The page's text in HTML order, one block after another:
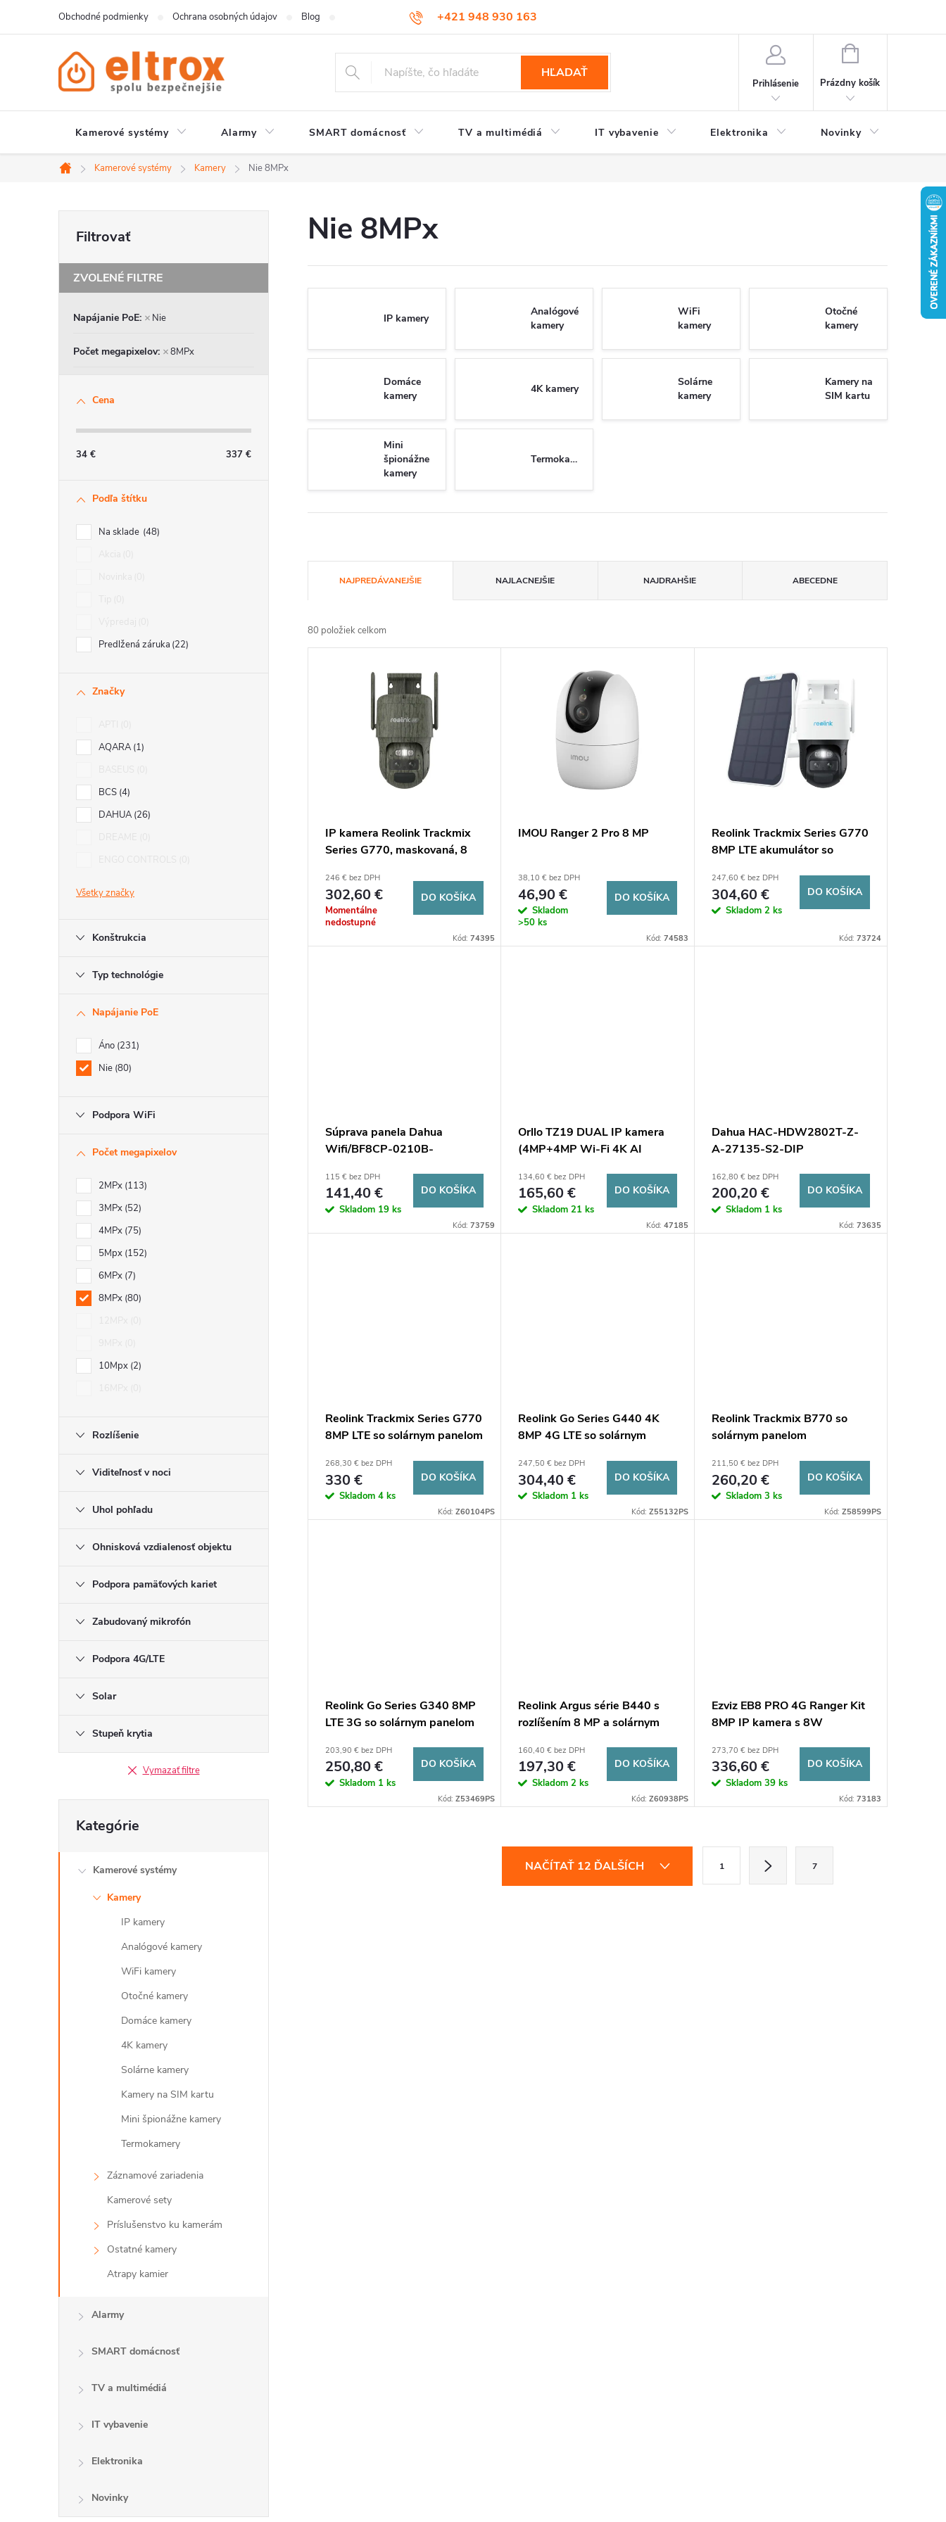
+421 948 930 163
Obchodné podmienky Ochrana osobných údajov Blog
HĽADAŤ
Prihlásenie
NÁKUPNÝ
Prázdny košík
Kamerové systémy Alarmy SMART domácnosť TV a multimédiá IT vybavenie Elektronika Novinky
Domov
Kamerové systémy Kamery Nie 8MPx
o
č
Napájanie PoE Nie
Počet megapixelov 8MPx
Cena
34 € 337 €
Podľa štítku
Na sklade 48
Predlžená záruka 22
Značky
AQARA 1
BCS 4
DAHUA 26
Všetky značky
Konštrukcia
Typ technológie
Napájanie PoE
Áno 231
Nie 80
Podpora WiFi
Počet megapixelov
2MPx 113
3MPx 52
4MPx 75
5Mpx 152
6MPx 7
8MPx 80
10Mpx 2
Rozlíšenie
Viditeľnosť v noci
Uhol pohľadu
Ohnisková vzdialenosť objektu
Podpora pamäťových kariet
Zabudovaný mikrofón
Podpora 4G/LTE
Solar
Stupeň krytia
Vymazať filtre
kategórie
Kategórie
Kamerové systémy
Kamery
IP kamery
Analógové kamery
WiFi kamery
Otočné kamery
Domáce kamery
4K kamery
Solárne kamery
Kamery na SIM kartu
Mini špionážne kamery
Termokamery
Záznamové zariadenia
Kamerové sety
Príslušenstvo ku kamerám
Ostatné kamery
Atrapy kamier
Alarmy
SMART domácnosť
TV a multimédiá
IT vybavenie
Elektronika
Novinky
Nie 8MPx
IP kamery
Analógové
kamery
WiFi
kamery
Otočné
kamery
Domáce
kamery
4K kamery
Solárne
kamery
Kamery na
SIM kartu
Mini
špionážne
kamery
Termokamery
a
d
NAJPREDÁVANEJŠIE NAJLACNEJŠIE NAJDRAHŠIE ABECEDNE
80 položiek celkom
d
IP kamera Reolink Trackmix
Series G770, maskovaná, 8
246 € bez DPH
302,60 €
Momentálne
nedostupné
DO KOŠÍKA
Kód:74395
IMOU Ranger 2 Pro 8 MP
38,10 € bez DPH
46,90 €
Skladom
>50 ks
DO KOŠÍKA
Kód: 74583
Reolink Trackmix Series G770
8MP LTE akumulátor so
247,60 € bez DPH
304,60 €
Skladom 2 ks
DO KOŠÍKA
Kód: 73724
Súprava panela Dahua
Wifi/BF8CP-0210B-
115 € bez DPH
141,40 €
Skladom 19 ks
DO KOŠÍKA
Kód:73759
Orllo TZ19 DUAL IP kamera
(4MP+4MP Wi-Fi 4K AI
134,60 € bez DPH
165,60 €
Skladom21 ks
DO KOŠÍKA
Kód: 47185
Dahua HAC-HDW2802T-Z-
A-27135-S2-DIP
162,80 € bez DPH
200,20 €
Skladom 1 ks
DO KOŠÍKA
Kód: 73635
Reolink Trackmix Series G770
8MP LTE so solárnym panelom
268,30 € bez DPH
330 €
Skladom 4 ks
DO KOŠÍKA
Kód:Z60104PS
Reolink Go Series G440 4K
8MP 4G LTE so solárnym
247,50 € bez DPH
304,40 €
Skladom 1 ks
DO KOŠÍKA
Kód: Z55132PS
Reolink Trackmix B770 so
solárnym panelom
211,50 € bez DPH
260,20 €
Skladom 3 ks
DO KOŠÍKA
Kód: Z58599PS
Reolink Go Series G340 8MP
LTE 3G so solárnym panelom
203,90 € bez DPH
250,80 €
Skladom 1 ks
DO KOŠÍKA
Kód:Z53469PS
Reolink Argus série B440 s
rozlíšením 8 MP a solárnym
160,40 € bez DPH
197,30 €
Skladom2 ks
DO KOŠÍKA
Kód: Z60938PS
Ezviz EB8 PRO 4G Ranger Kit
8MP IP kamera s 8W
Moro
273,70 € bez DPH
336,60 €
Skladom 39 ks
DO KOŠÍKA
Kód: 73183
NAČÍTAŤ 12 ĎALŠÍCH 1 7